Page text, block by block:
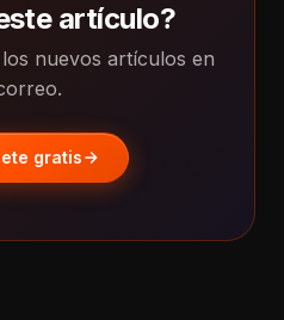
artículo?
nuevos artículos en
gratis